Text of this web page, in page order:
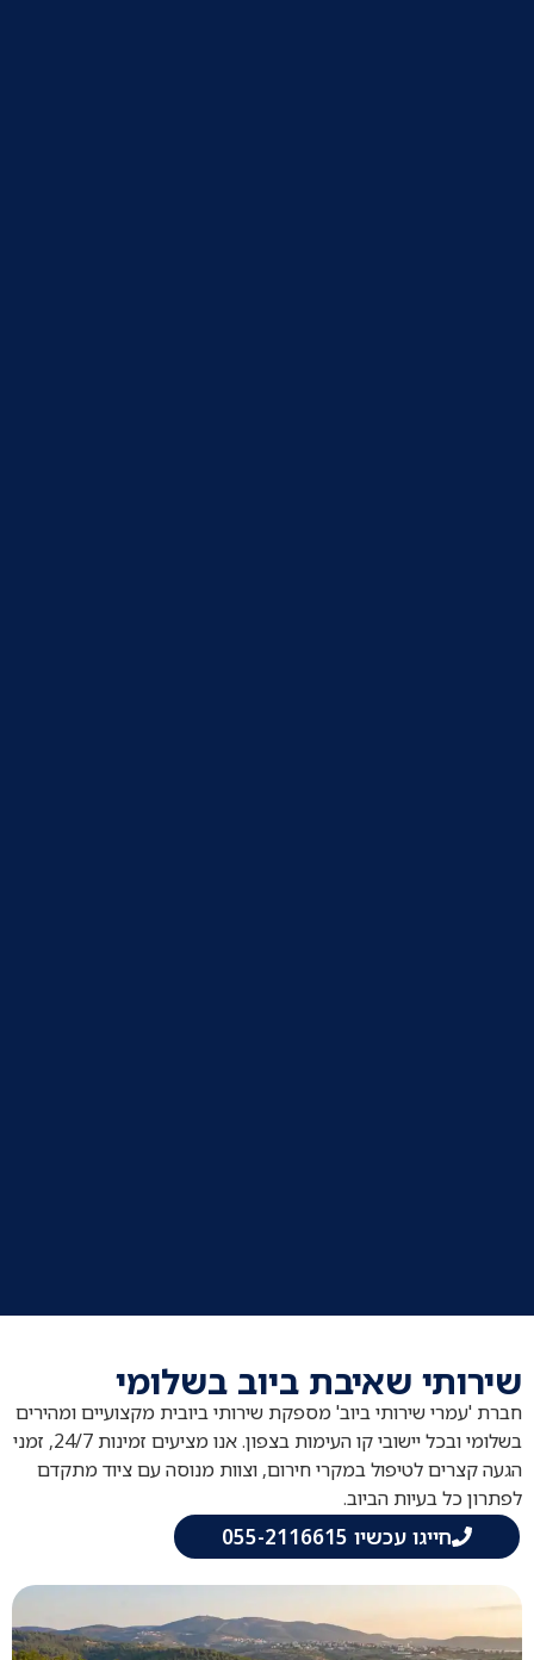
שירותי שאיבת ביוב בשלומי
חברת 'עמרי שירותי ביוב' מספקת שירותי ביובית מקצועיים ומהירים
בשלומי ובכל יישובי קו העימות בצפון. אנו מציעים זמינות 24/7, זמני
הגעה קצרים לטיפול במקרי חירום, וצוות מנוסה עם ציוד מתקדם
לפתרון כל בעיות הביוב.
חייגו עכשיו 055-2116615